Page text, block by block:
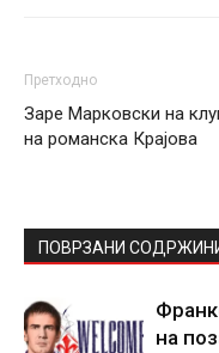
Претходно
Заре Марковски на
на романска Крајова
ПОВРЗАНИ
на